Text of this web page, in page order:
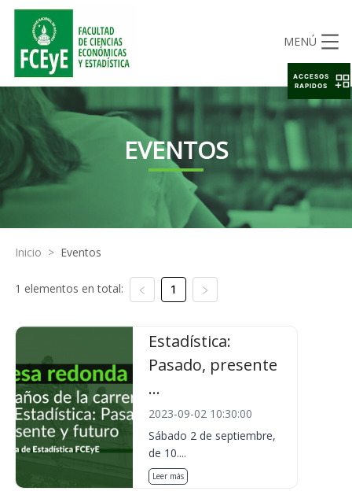
MENÚ
EVENTOS
Inicio > Eventos
1 elementos en total: 1
Estadística:
Pasado, presente
...
2023-09-02 10:30:00
Sábado 2 de septiembre,
de 10....
Leer más
ACCESOS
RAPIDOS